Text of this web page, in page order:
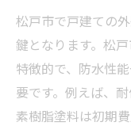
松戸市で戸建ての
鍵となります。松
特徴的で、防水性
要です。例えば、
素樹脂塗料は初期